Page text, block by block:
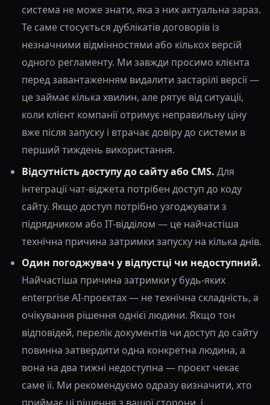
система не може знати, яка з них актуальна зараз.
Те саме стосується дублікатів договорів із
незначними відмінностями або кількох версій
одного регламенту. Ми завжди просимо клієнта
перед завантаженням видалити застарілі версії —
це займає кілька хвилин, але рятує від ситуації,
коли клієнт компанії отримує неправильну ціну
вже після запуску і втрачає довіру до системи в
перший тиждень використання.
Відсутність доступу до сайту або CMS. Для
інтеграції чат-віджета потрібен доступ до коду
сайту. Якщо доступ потрібно узгоджувати з
підрядником або IT-відділом — це найчастіша
технічна причина затримки запуску на кілька днів.
Один погоджувач у відпустці чи недоступний.
Найчастіша причина затримки у будь-яких
enterprise AI-проєктах — не технічна складність, а
очікування рішення однієї людини. Якщо тон
відповідей, перелік документів чи доступ до сайту
повинна затвердити одна конкретна людина, а
вона на два тижні недоступна — проєкт чекає
саме її. Ми рекомендуємо одразу визначити, хто